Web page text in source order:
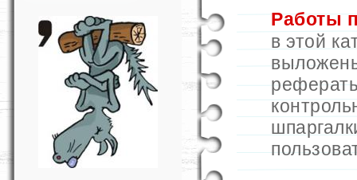
Работы
в этой